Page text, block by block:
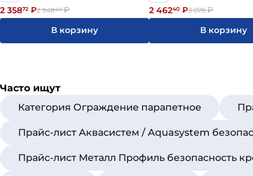
2 35872 ₽2 94840₽
В корзину
2 46240 ₽3 078₽
В корзину
Часто ищут
Категория Ограждение парапетное
Прайс-лист Аквасистем / Aquasystem
Прайс-лист Металл Профиль безопасность